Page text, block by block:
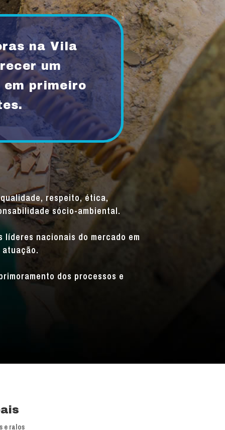
na Vila
um
primeiro
respeito, ética,
sócio-ambiental.
nacionais do mercado em
dos processos e
e ralos